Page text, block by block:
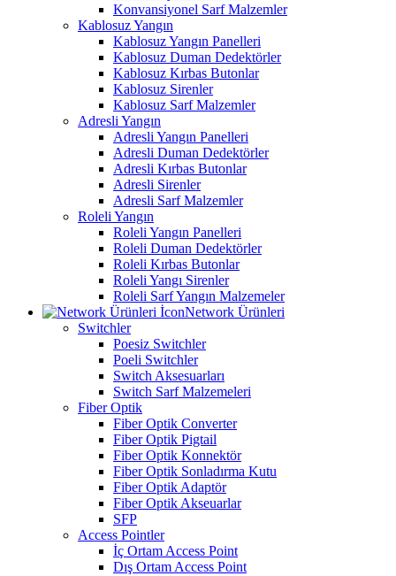
Konvansiyonel Sarf Malzemler
Kablosuz Yangın
Kablosuz Yangın Panelleri
Kablosuz Duman Dedektörler
Kablosuz Kırbas Butonlar
Kablosuz Sirenler
Kablosuz Sarf Malzemler
Adresli Yangın
Adresli Yangın Panelleri
Adresli Duman Dedektörler
Adresli Kırbas Butonlar
Adresli Sirenler
Adresli Sarf Malzemler
Roleli Yangın
Roleli Yangın Panelleri
Roleli Duman Dedektörler
Roleli Kırbas Butonlar
Roleli Yangı Sirenler
Roleli Sarf Yangın Malzemeler
Network Ürünleri
Switchler
Poesiz Switchler
Poeli Switchler
Switch Aksesuarları
Switch Sarf Malzemeleri
Fiber Optik
Fiber Optik Converter
Fiber Optik Pigtail
Fiber Optik Konnektör
Fiber Optik Sonladırma Kutu
Fiber Optik Adaptör
Fiber Optik Akseuarlar
SFP
Access Pointler
İç Ortam Access Point
Dış Ortam Access Point